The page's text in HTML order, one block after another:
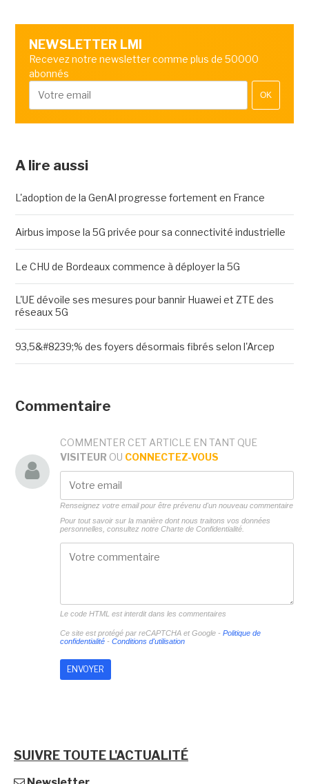
NEWSLETTER LMI
Recevez notre newsletter comme plus de 50000
abonnés
OK
A lire aussi
L'adoption de la GenAI progresse fortement en France
Airbus impose la 5G privée pour sa connectivité industrielle
Le CHU de Bordeaux commence à déployer la 5G
L'UE dévoile ses mesures pour bannir Huawei et ZTE des
réseaux 5G
93,5&#8239;% des foyers désormais fibrés selon l'Arcep
Commentaire
COMMENTER CET ARTICLE EN TANT QUE
VISITEUR OU CONNECTEZ-VOUS
Renseignez votre email pour être prévenu d'un nouveau commentaire
Pour tout savoir sur la manière dont nous traitons vos données
personnelles, consultez notre Charte de Confidentialité.
Le code HTML est interdit dans les commentaires
Ce site est protégé par reCAPTCHA et Google - Politique de
confidentialité- Conditions d'utilisation
SUIVRE TOUTE L'ACTUALITÉ